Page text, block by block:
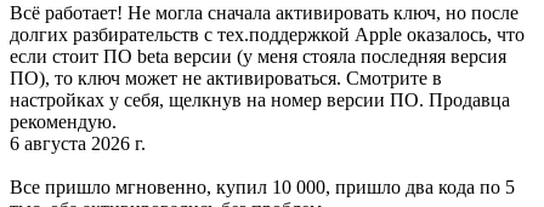
Всё работает! Не могла сначала активировать ключ, но после
долгих разбирательств с тех.поддержкой Apple оказалось, что
если стоит ПО beta версии (у меня стояла последняя версия
ПО), то ключ может не активироваться. Смотрите в
настройках у себя, щелкнув на номер версии ПО. Продавца
рекомендую.
6 августа 2026 г.
Все пришло мгновенно, купил 10 000, пришло два кода по 5